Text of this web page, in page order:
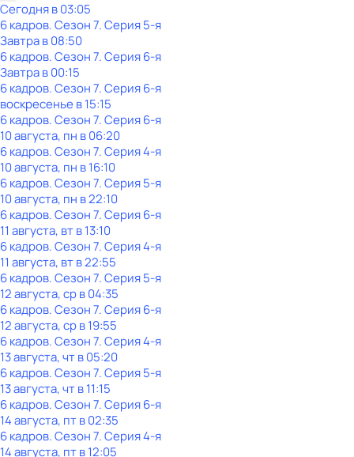
Сегодня в 03:05
6 кадров. Сезон 7. Серия 5-я
Завтра в 08:50
6 кадров. Сезон 7. Серия 6-я
Завтра в 00:15
6 кадров. Сезон 7. Серия 6-я
воскресенье в15:15
6 кадров. Сезон 7. Серия 6-я
10 августа, пн в 06:20
6 кадров. Сезон 7. Серия 4-я
10 августа, пн в 16:10
6 кадров. Сезон 7. Серия 5-я
10 августа, пн в 22:10
6 кадров. Сезон 7. Серия 6-я
11 августа, вт в 13:10
6 кадров. Сезон 7. Серия 4-я
11 августа, вт в 22:55
6 кадров. Сезон 7. Серия 5-я
12 августа, ср в 04:35
6 кадров. Сезон 7. Серия 6-я
12 августа, ср в 19:55
6 кадров. Сезон 7. Серия 4-я
13 августа, чт в 05:20
6 кадров. Сезон 7. Серия 5-я
13 августа, чт в 11:15
6 кадров. Сезон 7. Серия 6-я
14 августа, пт в 02:35
6 кадров. Сезон 7. Серия 4-я
14 августа, пт в 12:05